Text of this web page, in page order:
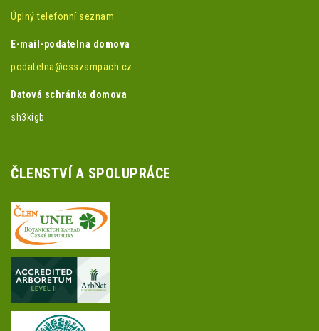
Úplný telefonní seznam
E-mail-podatelna domova
podatelna@csszampach.cz
Datová schránka domova
sh3kigb
ČLENSTVÍ A SPOLUPRÁCE